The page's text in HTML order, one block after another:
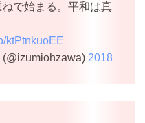
で始まる。平和は真
ktPtnkuoEE
2018